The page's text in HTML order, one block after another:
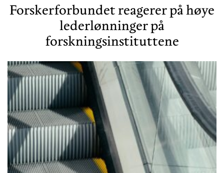
Forskerforbundet reagerer på høye
lederlønninger på
forskningsinstituttene